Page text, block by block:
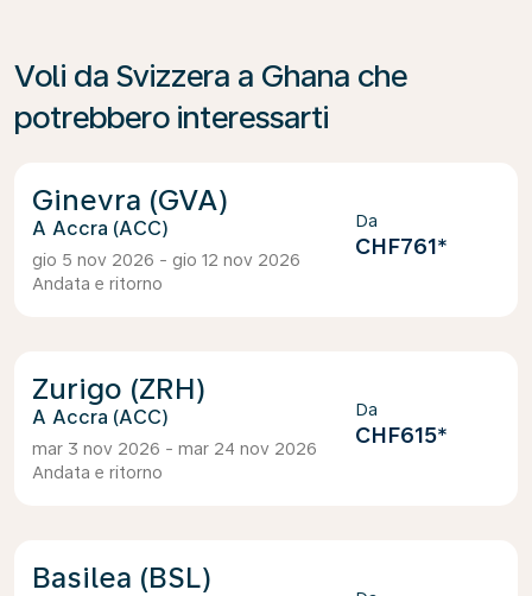
Voli da Svizzera a Ghana che
potrebbero interessarti
Ginevra (GVA)
Accra (ACC)
gio 5 nov 2026 - gio 12 nov 2026
Andata e ritorno
Da
CHF761*
Zurigo (ZRH)
Accra (ACC)
mar 3 nov 2026 - mar 24 nov 2026
Andata e ritorno
Da
CHF615*
Basilea (BSL)